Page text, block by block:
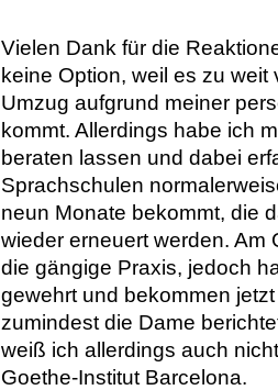
Vielen Dank für die
keine Option, weil es zu
Umzug aufgrund meiner
kommt. Allerdings habe ich
beraten lassen und dabei
Sprachschulen
neun Monate bekommt, die
wieder erneuert werden. Am
die gängige Praxis, jedoch
gewehrt und bekommen
zumindest die Dame
weiß ich allerdings auch
Goethe-Institut Barcelona.